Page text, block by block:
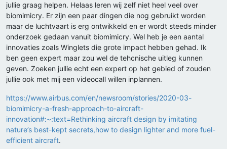
jullie graag helpen. Helaas leren wij zelf niet heel veel over
biomimicry. Er zijn een paar dingen die nog gebruikt worden
maar de luchtvaart is erg ontwikkeld en er wordt steeds minder
onderzoek gedaan vanuit biomimicry. Wel heb je een aantal
innovaties zoals Winglets die grote impact hebben gehad. Ik
ben geen expert maar zou wel de tehcnische uitleg kunnen
geven. Zoeken jullie echt een expert op het gebied of zouden
jullie ook met mij een videocall willen inplannen.
https://www.airbus.com/en/newsroom/stories/2020-03-
biomimicry-a-fresh-approach-to-aircraft-
innovation#:~:text=Rethinking aircraft design by imitating
nature’s best-kept secrets,how to design lighter and more fuel-
efficient aircraft.